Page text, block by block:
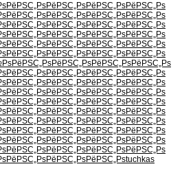
РёРЅС„РѕРёРЅС„РѕРёРЅС„РѕРёРЅС„Рѕ
РёРЅС„РѕРёРЅС„РѕРёРЅС„РѕРёРЅС„Рѕ
РёРЅС„РѕРёРЅС„РѕРёРЅС„РѕРёРЅС„Рѕ
РёРЅС„РѕРёРЅС„РѕРёРЅС„РѕРёРЅС„Рѕ
РёРЅС„РѕРёРЅС„РѕРёРЅС„РѕРёРЅС„Рѕ
РёРЅС„РѕРёРЅС„РѕРёРЅС„РѕРёРЅС„Рѕ
РёРЅС„РѕРёРЅС„РѕРёРЅС„РѕРёРЅС„Рѕ
РёРЅС„РѕРёРЅС„РѕРёРЅС„РѕРёРЅС„Рѕ
РёРЅС„РѕРёРЅС„РѕРёРЅС„РѕРёРЅС„Рѕ
РёРЅС„РѕРёРЅС„РѕРёРЅС„РѕРёРЅС„Рѕ
РёРЅС„РѕРёРЅС„РѕРёРЅС„РѕРёРЅС„Рѕ
РёРЅС„РѕРёРЅС„РѕРёРЅС„РѕРёРЅС„Рѕ
РёРЅС„РѕРёРЅС„РѕРёРЅС„РѕРёРЅС„Рѕ
РёРЅС„РѕРёРЅС„РѕРёРЅС„РѕРёРЅС„Рѕ
РёРЅС„РѕРёРЅС„РѕРёРЅС„РѕРёРЅС„Рѕ
РёРЅС„РѕРёРЅС„РѕРёРЅС„РѕРёРЅС„Рѕ
РёРЅС„РѕРёРЅС„РѕРёРЅС„Рѕtuchkas